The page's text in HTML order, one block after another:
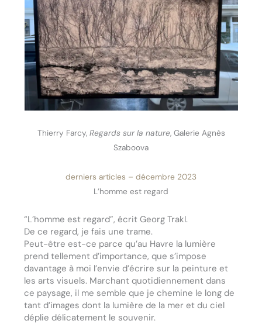
Thierry Farcy, Regards sur la nature, Galerie Agnès
Szaboova
derniers articles – décembre 2023
L’homme est regard
“L’homme est regard”, écrit Georg Trakl.
De ce regard, je fais une trame.
Peut-être est-ce parce qu’au Havre la lumière
prend tellement d’importance, que s’impose
davantage à moi l’envie d’écrire sur la peinture et
les arts visuels. Marchant quotidiennement dans
ce paysage, il me semble que je chemine le long de
tant d’images dont la lumière de la mer et du ciel
déplie délicatement le souvenir.